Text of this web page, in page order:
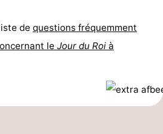
de questions fréquemment
le Jour du Roi à